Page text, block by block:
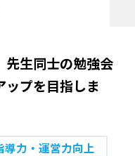
先生同士の勉強会
プを目指しま
導力・運営力向上